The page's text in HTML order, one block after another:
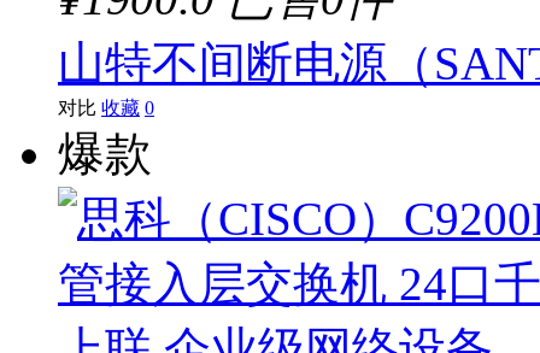
山特不间断电源（
对比 收藏 0
爆款